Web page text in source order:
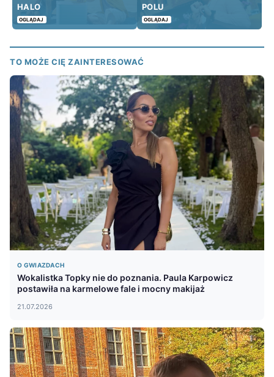
HALO
OGLĄDAJ
POLU
OGLĄDAJ
TO MOŻE CIĘ ZAINTERESOWAĆ
O GWIAZDACH
Wokalistka Topky nie do poznania. Paula Karpowicz
postawiła na karmelowe fale i mocny makijaż
21.07.2026